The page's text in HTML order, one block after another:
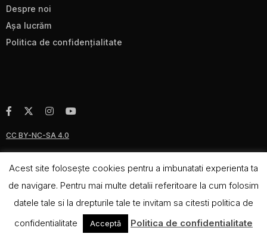
Despre noi
Aşa lucrăm
Politica de confidenţialitate
CC BY-NC-SA 4.0
Acest site foloseşte cookies pentru a imbunatati experienta ta
de navigare. Pentru mai multe detalii referitoare la cum folosim
datele tale si la drepturile tale te invitam sa citesti politica de
confidentialitate
Acceptă Politica de confidentialitate